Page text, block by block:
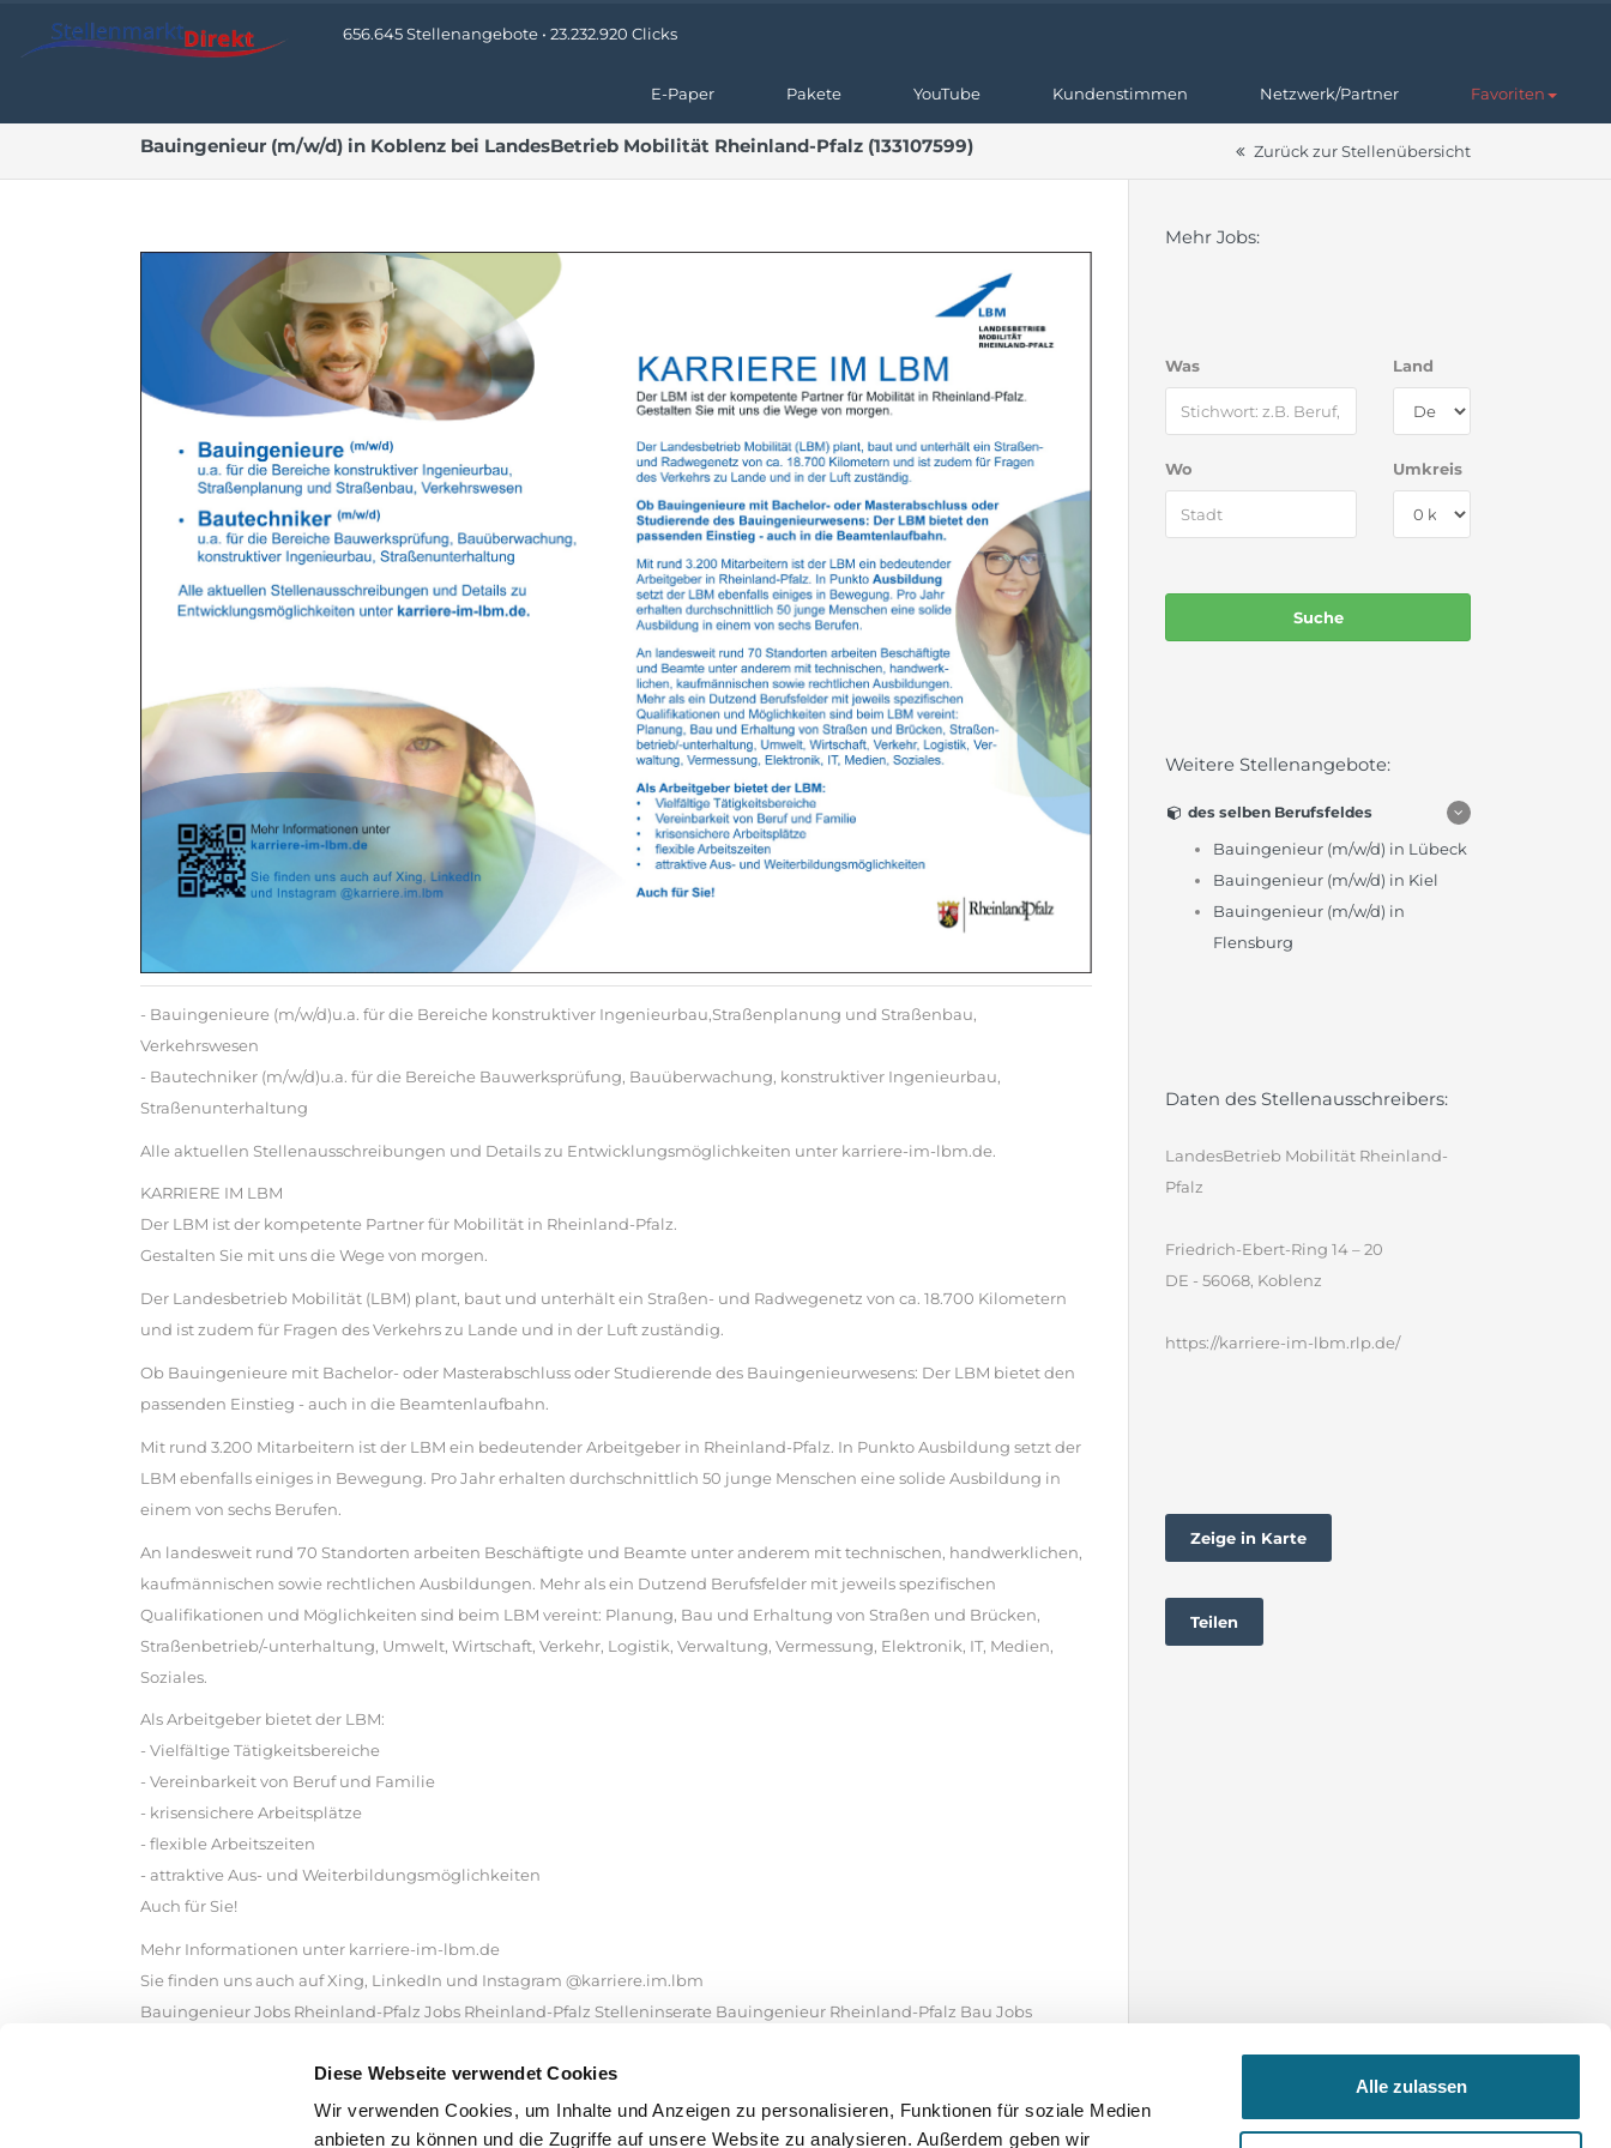
Diese Webseite verwendet Cookies
Wir verwenden Cookies, um Inhalte und Anzeigen zu personalisieren, Funktionen für soziale Medien
anbieten zu können und die Zugriffe auf unsere Website zu analysieren. Außerdem geben wir
Alle zulassen
656.645 Stellenangebote • 23.232.920 Clicks
E-Paper Pakete YouTube Kundenstimmen Netzwerk/Partner Favoriten
Bauingenieur (m/w/d) in Koblenz bei LandesBetrieb Mobilität Rheinland-Pfalz (133107599) Zurück zur Stellenübersicht
- Bauingenieure (m/w/d)u.a. für die Bereiche konstruktiver Ingenieurbau,Straßenplanung und Straßenbau,
Verkehrswesen
- Bautechniker (m/w/d)u.a. für die Bereiche Bauwerksprüfung, Bauüberwachung, konstruktiver Ingenieurbau,
Straßenunterhaltung
Alle aktuellen Stellenausschreibungen und Details zu Entwicklungsmöglichkeiten unter karriere-im-lbm.de.
KARRIERE IM LBM
Der LBM ist der kompetente Partner für Mobilität in Rheinland-Pfalz.
Gestalten Sie mit uns die Wege von morgen.
Der Landesbetrieb Mobilität (LBM) plant, baut und unterhält ein Straßen- und Radwegenetz von ca. 18.700 Kilometern
und ist zudem für Fragen des Verkehrs zu Lande und in der Luft zuständig.
Ob Bauingenieure mit Bachelor- oder Masterabschluss oder Studierende des Bauingenieurwesens: Der LBM bietet den
passenden Einstieg - auch in die Beamtenlaufbahn.
Mit rund 3.200 Mitarbeitern ist der LBM ein bedeutender Arbeitgeber in Rheinland-Pfalz. In Punkto Ausbildung setzt der
LBM ebenfalls einiges in Bewegung. Pro Jahr erhalten durchschnittlich 50 junge Menschen eine solide Ausbildung in
einem von sechs Berufen.
An landesweit rund 70 Standorten arbeiten Beschäftigte und Beamte unter anderem mit technischen, handwerklichen,
kaufmännischen sowie rechtlichen Ausbildungen. Mehr als ein Dutzend Berufsfelder mit jeweils spezifischen
Qualifikationen und Möglichkeiten sind beim LBM vereint: Planung, Bau und Erhaltung von Straßen und Brücken,
Straßenbetrieb/-unterhaltung, Umwelt, Wirtschaft, Verkehr, Logistik, Verwaltung, Vermessung, Elektronik, IT, Medien,
Soziales.
Als Arbeitgeber bietet der LBM:
- Vielfältige Tätigkeitsbereiche
- Vereinbarkeit von Beruf und Familie
- krisensichere Arbeitsplätze
- flexible Arbeitszeiten
- attraktive Aus- und Weiterbildungsmöglichkeiten
Auch für Sie!
Mehr Informationen unter karriere-im-lbm.de
Sie finden uns auch auf Xing, LinkedIn und Instagram @karriere.im.lbm
Bauingenieur Jobs Rheinland-Pfalz Jobs Rheinland-Pfalz Stelleninserate Bauingenieur Rheinland-Pfalz Bau Jobs
Stellenanzeigen Bauingenieur Rheinland-Pfalz Stelleninserate Bauingenieur Rheinland-Pfalz meine Stadt
Bauingenieur Rheinland-Pfalz Kimeta Bauingenieur Rheinland-Pfalz Stepstone Bauingenieur Rheinland-Pfalz Indeed
Bauingenieur Rheinland-Pfalz Jobangebote Bauingenieur Rheinland-Pfalz Jobsuche Bauingenieur Rheinland-Pfalz
Mehr Jobs:
Was Land
Wo Umkreis
Weitere Stellenangebote:
des selben Berufsfeldes
Bauingenieur (m/w/d) in Lübeck
Bauingenieur (m/w/d) in Kiel
Bauingenieur (m/w/d) in
Flensburg
Daten des Stellenausschreibers:
LandesBetrieb Mobilität Rheinland-
Pfalz
Friedrich-Ebert-Ring 14 – 20
DE - 56068, Koblenz
https://karriere-im-lbm.rlp.de/
Zeige in Karte
Teilen